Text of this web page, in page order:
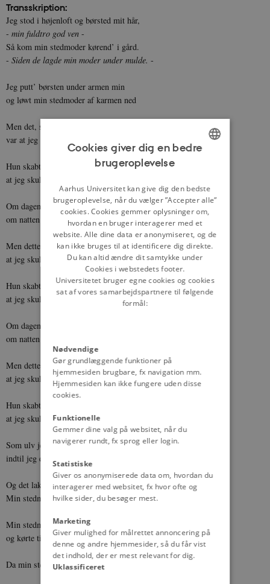
Transskription:
Jeg stod i højenloft og børsted mit hår,
- min fuldtro god ven -
Så kom min stedmoder kørend’ i gård.
- Siden de lagde min moder under mulde. -
Jeg putt’ børsten under armen min
og løwt min stedmoder af karmen ned
Men det, som var min stedmoder imod,
var at jeg skulle have så god en lykke.
Hun skabte mig til en sakse,
at jeg skull’ vær’ sløv og aldrig hvas
Om dagen klipped’ jeg de ærmelin,
om natten sad jeg i forgyldte skrin.
Men dette fortrød stedmoder min
at jeg skulle have så god en lykke
Hun skabte mig til et sværd,
at jeg skulle gøre så stor en ufærd.
Om dagen sad jeg ved ridderens sid’
om natten hvilte jeg i balken hvid.
Men dette fortrød stedmoder min
at jeg skulle have så god en lykke
Hun skabte mig til en ulv så grå,
at jeg skulle skoven omløbe og gå.
Som ulv jeg skulle i skoven gå,
indtil jeg drak hendes hjerteblod.
Og det lakked’ ud om sommer og høst,
Min stedmoder begyndte at tykkes om bryst.
Min stedmor tog kåben blå på arm,
og kørte til kirken i guldkarm.
Da min stedmoder kom kirken fra,
DANISH
Cookies giver dig en bedre
brugeroplevelse
Aarhus Universitet kan give dig den bedste
brugeroplevelse, når du vælger ”Accepter alle”
cookies. Cookies gemmer oplysninger om,
hvordan en bruger interagerer med et
website. Alle dine data er anonymiseret, og de
kan ikke bruges til at identificere dig direkte.
Du kan altid ændre dit samtykke under
Cookies i webstedets footer.
Universitetet bruger egne cookies og cookies
sat af vores samarbejdspartnere til følgende
formål:
Nødvendige
Gør grundlæggende funktioner på
hjemmesiden brugbare, fx navigation mm.
Hjemmesiden kan ikke fungere uden disse
cookies.
Funktionelle
Gemmer dine valg på websitet, når du
navigerer rundt, fx sprog eller login.
Statistiske
Giver os anonymiserede data om, hvordan du
interagerer med websitet, fx hvor ofte og
hvilke sider, du besøger mest.
Marketing
Giver mulighed for målrettet annoncering på
denne og andre hjemmesider, så du får vist
det indhold, der er mest relevant for dig.
Uklassificeret